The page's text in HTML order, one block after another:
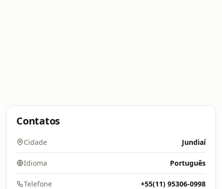
Contatos
Cidade Jundiaí
Idioma Português
Telefone +55(11) 95306-0998